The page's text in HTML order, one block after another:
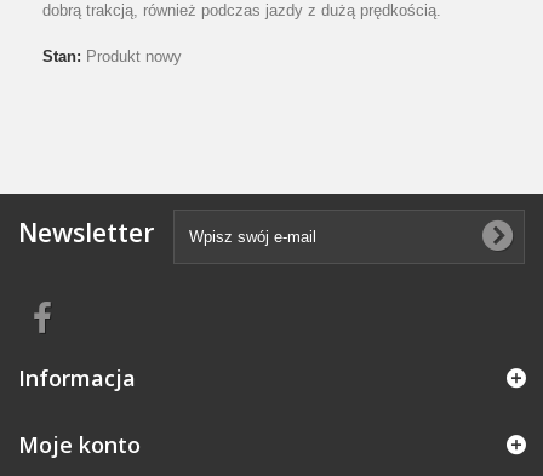
dobrą trakcją, również podczas jazdy z dużą prędkością.
Stan: Produkt nowy
Newsletter
Informacja
Moje konto